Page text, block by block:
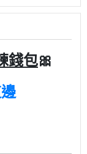
錢包🎀